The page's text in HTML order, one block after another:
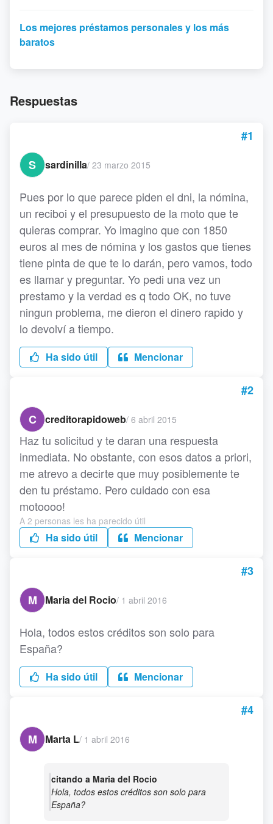
Los mejores préstamos personales y los más
baratos
Respuestas
#1
S
sardinilla/ 23 marzo 2015
Pues por lo que parece piden el dni, la nómina,
un reciboi y el presupuesto de la moto que te
quieras comprar. Yo imagino que con 1850
euros al mes de nómina y los gastos que tienes
tiene pinta de que te lo darán, pero vamos, todo
es llamar y preguntar. Yo pedi una vez un
prestamo y la verdad es q todo OK, no tuve
ningun problema, me dieron el dinero rapido y
lo devolví a tiempo.
Ha sido útil Mencionar
#2
C
creditorapidoweb/ 6 abril 2015
Haz tu solicitud y te daran una respuesta
inmediata. No obstante, con esos datos a priori,
me atrevo a decirte que muy posiblemente te
den tu préstamo. Pero cuidado con esa
motoooo!
A 2 personas les ha parecido útil
Ha sido útil Mencionar
#3
M
Maria del Rocio/ 1 abril 2016
Hola, todos estos créditos son solo para
España?
Ha sido útil Mencionar
#4
M
Marta L/ 1 abril 2016
citando a Maria del Rocio
Hola, todos estos créditos son solo para
España?